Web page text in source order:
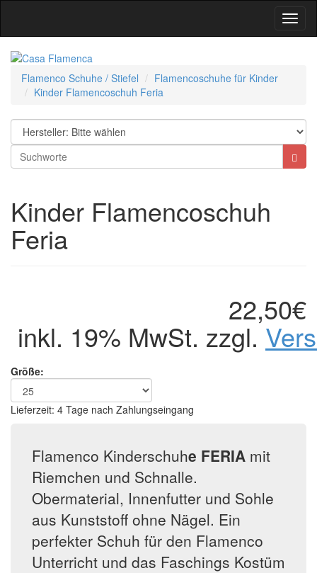
Flamenco Schuhe / Stiefel
Flamencoschuhe für Kinder
Kinder Flamencoschuh Feria
Kinder Flamencoschuh
Feria
22,50€
inkl. 19% MwSt. zzgl.
Größe:
Lieferzeit: 4 Tage nach Zahlungseingang
Flamenco Kinderschuhe FERIA mit
Riemchen und Schnalle.
Obermaterial, Innenfutter und Sohle
aus Kunststoff ohne Nägel. Ein
perfekter Schuh für den Flamenco
Unterricht und das Faschings Kostüm